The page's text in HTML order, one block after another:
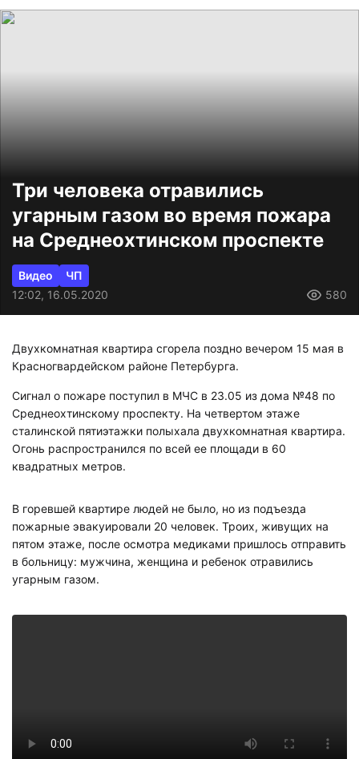
Три человека отравились
угарным газом во время пожара
на Среднеохтинском проспекте
Видео
ЧП
12:02, 16.05.2020
580
Двухкомнатная квартира сгорела поздно вечером 15 мая в
Красногвардейском районе Петербурга.
Сигнал о пожаре поступил в МЧС в 23.05 из дома №48 по
Среднеохтинскому проспекту. На четвертом этаже
сталинской пятиэтажки полыхала двухкомнатная квартира.
Огонь распространился по всей ее площади в 60
квадратных метров.
В горевшей квартире людей не было, но из подъезда
пожарные эвакуировали 20 человек. Троих, живущих на
пятом этаже, после осмотра медиками пришлось отправить
в больницу: мужчина, женщина и ребенок отравились
угарным газом.